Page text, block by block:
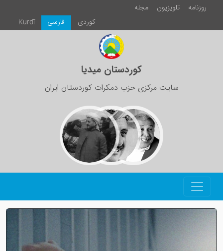
روزنامە تلویزیون
مجلە
Kurdî
فارسی كوردی
کوردستان میدیا
سایت مرکزی حزب دمکرات کوردستان ایران